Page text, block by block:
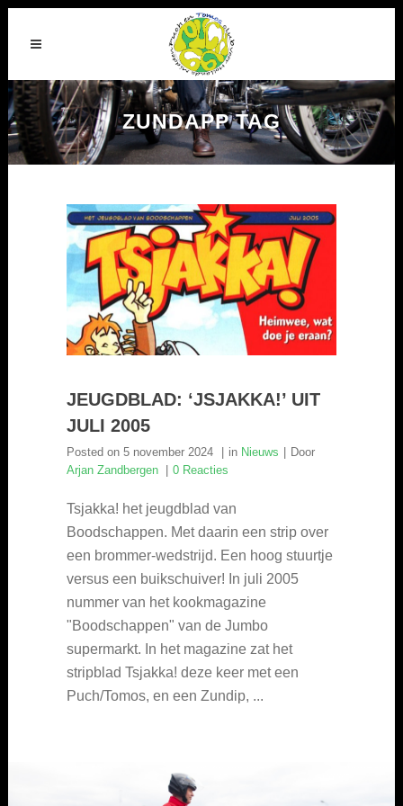
ZUNDAPP TAG
JEUGDBLAD: ‘JSJAKKA!’ UIT
JULI 2005
Posted on 5 november 2024 in Nieuws
Door
Arjan Zandbergen
0 Reacties
Tsjakka! het jeugdblad van
Boodschappen. Met daarin een strip over
een brommer-wedstrijd. Een hoog stuurtje
versus een buikschuiver! In juli 2005
nummer van het kookmagazine
"Boodschappen" van de Jumbo
supermarkt. In het magazine zat het
stripblad Tsjakka! deze keer met een
Puch/Tomos, en een Zundip, ...